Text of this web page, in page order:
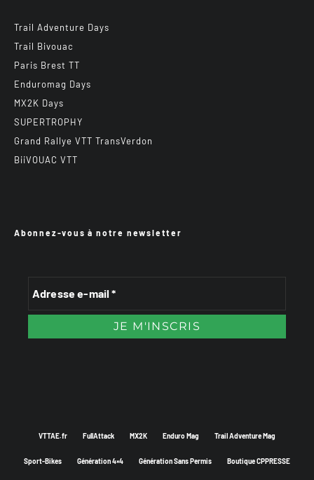
Trail Adventure Days
Trail Bivouac
Paris Brest TT
Enduromag Days
MX2K Days
SUPERTROPHY
Grand Rallye VTT TransVerdon
BiiVOUAC VTT
Abonnez-vous à notre newsletter
VTTAE.fr FullAttack MX2K Enduro Mag Trail Adventure Mag
Sport-Bikes Génération 4×4 Génération Sans Permis Boutique CPPRESSE